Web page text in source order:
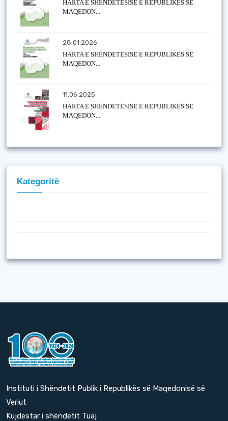
HARTA E SHËNDETËSISË E REPUBLIKËS SË
MAQEDON...
28.01.2026
HARTA E SHËNDETËSISË E REPUBLIKËS SË
MAQEDON...
11.06.2025
HARTA E SHËNDETËSISË E REPUBLIKËS SË
MAQEDON...
Kategoritë
Instituti i Shëndetit Publik i Republikës së Maqedonisë së
Veriut
Kujdestar i shëndetit Tuaj